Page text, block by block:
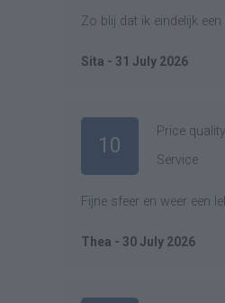
Zo blij dat ik eindelijk een
Sita - 31 July 2026
10
Price quality
Service
Fijne sfeer en weer een
Thea - 30 July 2026